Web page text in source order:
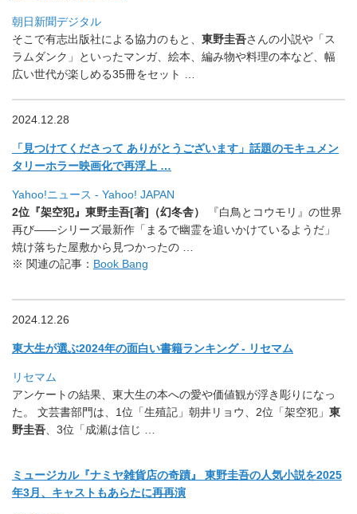
朝日新聞デジタル
そこで有志出版社による協力のもと、 東野圭吾さんの小説や「 ス
ラムダンク」といったマンガ、絵本、編み物や料理の本など、 幅
広い世代が楽しめる35冊をセット …
2024.12.28
「見つけてくださって ありがとうございます」 話題のモキュメン
タリーホラー映画化で再浮上 …
Yahoo!ニュース - Yahoo! JAPAN
2位『架空犯』東野圭吾[著]（幻冬舎）
『白鳥とコウモリ』の世界
再び――シリーズ最新作「 まるで幽霊を追いかけているようだ」
焼け落ちた屋敷から見つかったの …
※ 関連の記事： Book Bang
2024.12.26
東大生が選ぶ2024年の面白い書籍ランキング - リセマム
リセマム
アンケートの結果、 東大生の本への愛や価値観が浮き彫りになっ
た。 文芸書部門は、1位「生殖記」朝井リョウ、2位「架空犯」 東
野圭吾、3位「成瀬は信じ …
ミュージカル『ナミヤ雑貨店の奇蹟』 東野圭吾の人気小説を2025
年3月、キャストもあらたに再再演